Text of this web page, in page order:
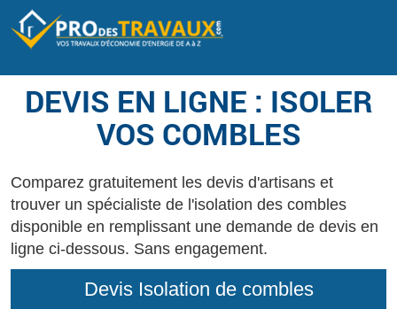
DEVIS EN LIGNE : ISOLER
VOS COMBLES
Comparez gratuitement les devis d'artisans et
trouver un spécialiste de l'isolation des combles
disponible en remplissant une demande de devis en
ligne ci-dessous. Sans engagement.
Devis Isolation de combles